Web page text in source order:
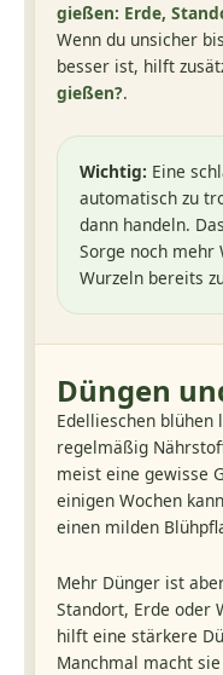
gießen: Erde,
Wenn du unsicher
besser ist, hilft
gießen?.
Wichtig: Eine
automatisch zu
dann handeln.
Sorge noch mehr
Wurzeln bereits
Düngen
Edellieschen blühen
regelmäßig
meist eine gewisse
einigen Wochen
einen milden
Mehr Dünger ist
Standort, Erde oder
hilft eine stärkere
Manchmal macht